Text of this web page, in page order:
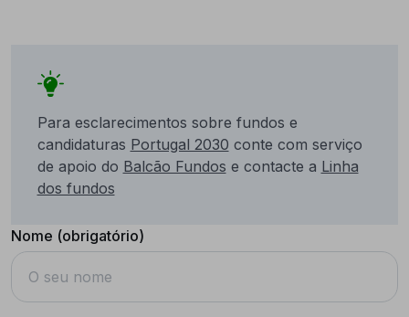
Para esclarecimentos sobre fundos e
candidaturas Portugal 2030 conte com serviço
de apoio do Balcão Fundos e contacte a Linha
dos fundos
Nome (obrigatório)